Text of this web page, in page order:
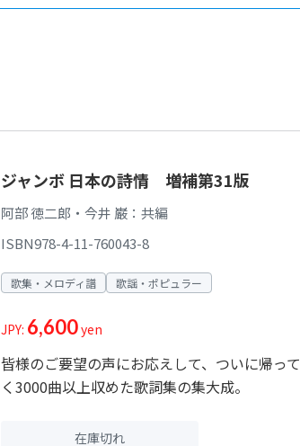
ジャンボ 日本の詩情 増補第31版
阿部 徳二郎・今井 巌：共編
ISBN978-4-11-760043-8
歌集・メロディ譜 歌謡・ポピュラー
JPY: 6,600yen
皆様のご要望の声にお応えして、ついに帰っ
く3000曲以上収めた歌詞集の集大成。
在庫切れ